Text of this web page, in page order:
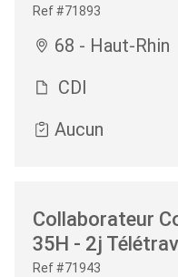
Ref #71893
68 - Haut-Rhin
CDI
Aucun
Collaborateur
35H - 2j
Ref #71943